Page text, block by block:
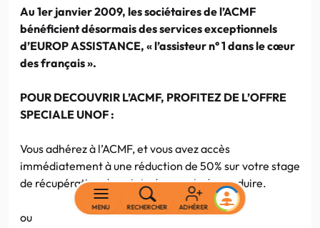
Au 1er janvier 2009, les sociétaires de l’ACMF
bénéficient désormais des services exceptionnels
d’EUROP ASSISTANCE, « l’assisteur n° 1 dans le cœur
des français ».
POUR DECOUVRIR L’ACMF, PROFITEZ DE L’OFFRE
SPECIALE UNOF :
Vous adhérez à l’ACMF, et vous avez accès
immédiatement à une réduction de 50% sur votre stage
de récupération de points du permis de conduire.
ou
MENU RECHERCHER ADHÉRER